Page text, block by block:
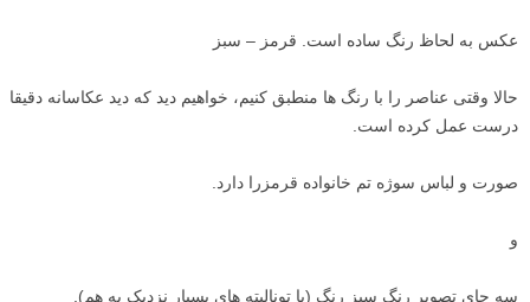
عکس به لحاظ رنگ ساده است. قرمز – سبز
حالا وقتی عناصر را با رنگ ها منطبق کنیم، خواهیم دید که دید عکاسانه دقیقا
درست عمل کرده است.
صورت و لباس سوژه تم خانواده قرمزرا دارد.
و
سه جای تصویر رنگ سبز رنگ (با تونالیته های بسیار نزدیک به هم).